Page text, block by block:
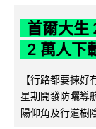
首爾大生
2 萬人下
【行路都要揀
星期開發防曬導
陽仰角及行道樹